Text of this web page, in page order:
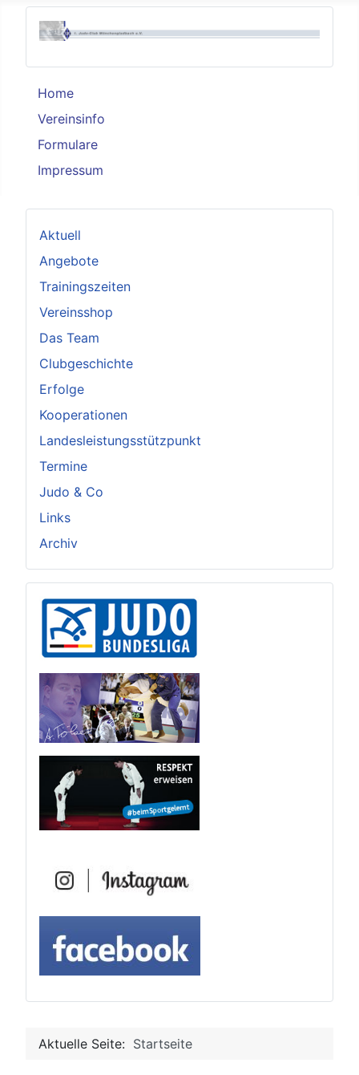
Home
Vereinsinfo
Formulare
Impressum
Aktuell
Angebote
Trainingszeiten
Vereinsshop
Das Team
Clubgeschichte
Erfolge
Kooperationen
Landesleistungsstützpunkt
Termine
Judo & Co
Links
Archiv
Aktuelle Seite: Startseite